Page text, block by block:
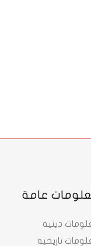
عامة
دينية
تاريخية